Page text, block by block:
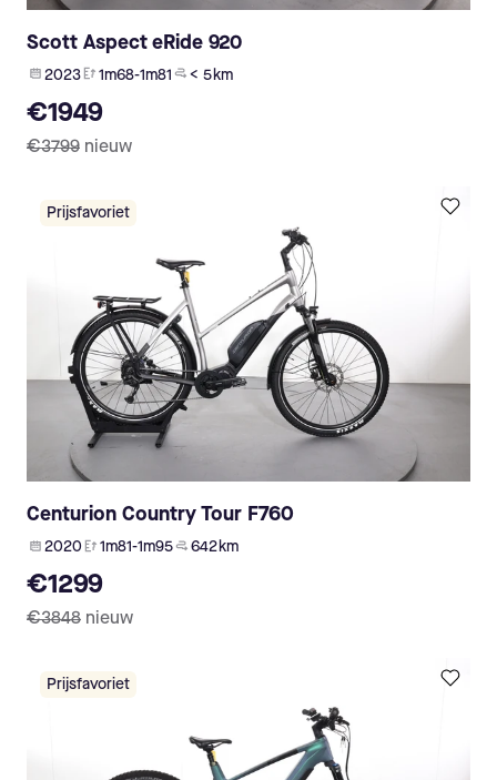
Scott Aspect eRide 920
2023 1m68-1m81 < 5 km
€1949
€3799 nieuw
Prijsfavoriet
Centurion Country Tour F760
2020 1m81-1m95 642 km
€1299
€3848 nieuw
Prijsfavoriet